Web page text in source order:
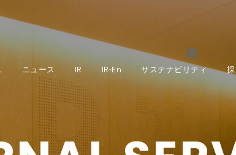
ニュース IR IR‐En サステナビリティ